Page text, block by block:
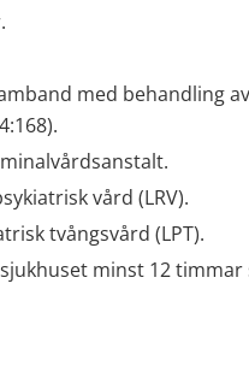
med behandling
vård (LRV).
tvångsvård (LPT).
minst 12